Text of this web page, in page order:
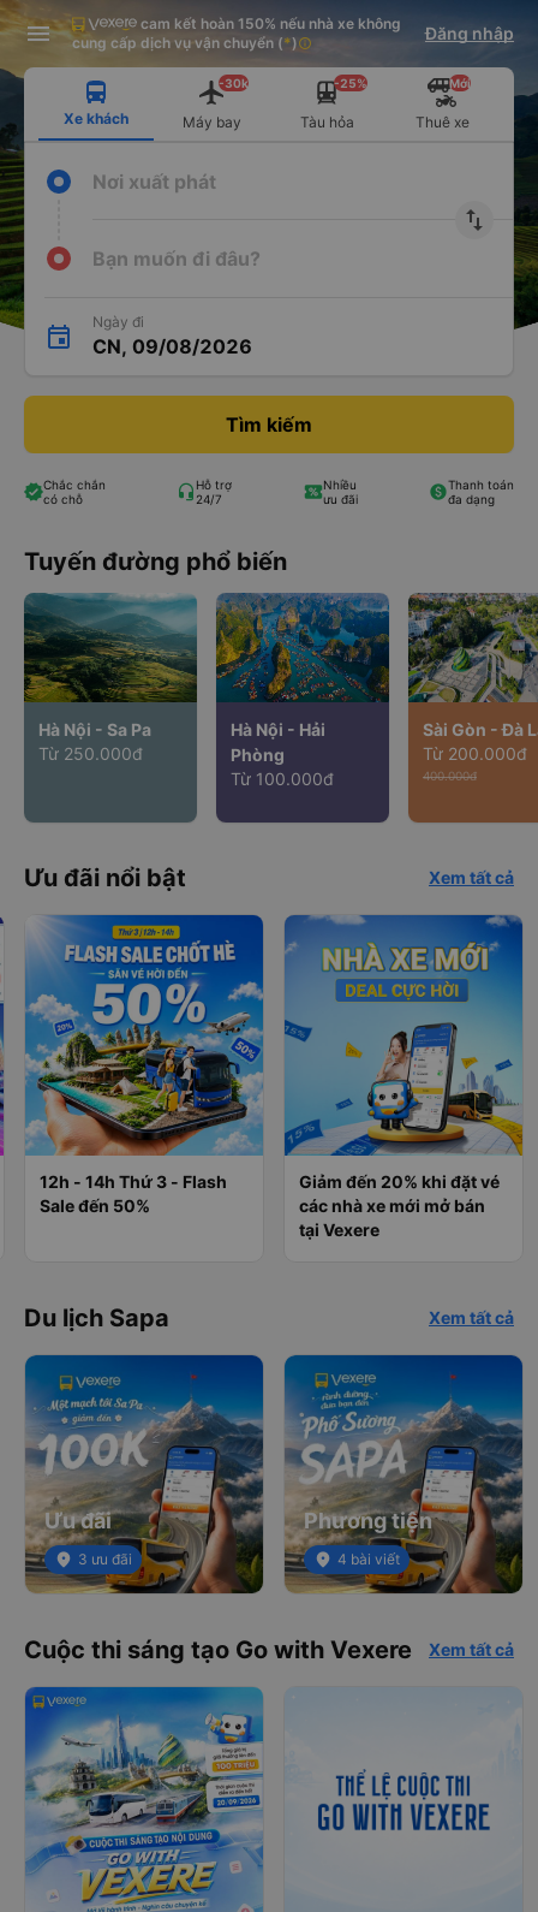
Tải app Vexere ngay!
Nhận ưu đãi thành viên độc
quyền
Mở app
Tải app Vexere
-30k/ghế khi đặt vé máy bay qua
app
Mở app
cam kết hoàn 150% nếu nhà xe không
cung cấp dịch vụ vận chuyển (*)info Đăng nhập
Xe khách Máy bay
-30k
Tàu hỏa
-25%
Thuê xe
Mới
Nơi xuất phát
import_export
Bạn muốn đi đâu?
Ngày đi
CN, 09/08/2026
Tìm kiếm
Chắc chắn
có chỗ
Hỗ trợ
24/7
Nhiều
ưu đãi
Thanh toán
đa dạng
Tuyến đường phổ biến
Hà Nội - Sa Pa
Từ 250.000đ
Hà Nội - Hải
Phòng
Từ 100.000đ
Sài Gòn - Đà
Từ 200.000đ
400.000đ
Ưu đãi nổi bật Xem tất cả
12h - 14h Thứ 3 - Flash
Sale đến 50%
Giảm đến 20% khi đặt vé
các nhà xe mới mở bán
tại Vexere
Du lịch Sapa Xem tất cả
Ưu đãi
place 3 ưu đãi
Phương tiện
place 4 bài viết
Cuộc thi sáng tạo Go with Vexere Xem tất cả